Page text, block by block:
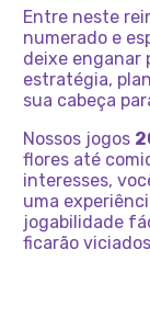
Entre neste
numerado e
deixe enganar
estratégia,
sua cabeça
Nossos jogos
flores até
interesses,
uma
jogabilidade
ficarão